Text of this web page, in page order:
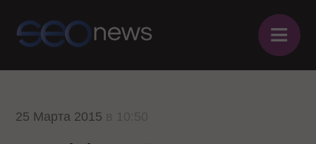
≡
25 Марта 2015